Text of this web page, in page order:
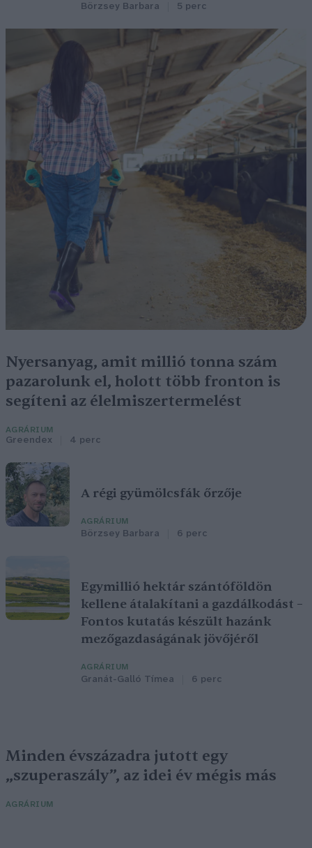
Börzsey Barbara 5 perc
Nyersanyag, amit millió tonna szám
pazarolunk el, holott több fronton is
segíteni az élelmiszertermelést
AGRÁRIUM
Greendex 4 perc
A régi gyümölcsfák őrzője
AGRÁRIUM
Börzsey Barbara 6 perc
Egymillió hektár szántóföldön
kellene átalakítani a gazdálkodást –
Fontos kutatás készült hazánk
mezőgazdaságának jövőjéről
AGRÁRIUM
Granát-Galló Tímea 6 perc
Minden évszázadra jutott egy
„szuperaszály”, az idei év mégis más
AGRÁRIUM